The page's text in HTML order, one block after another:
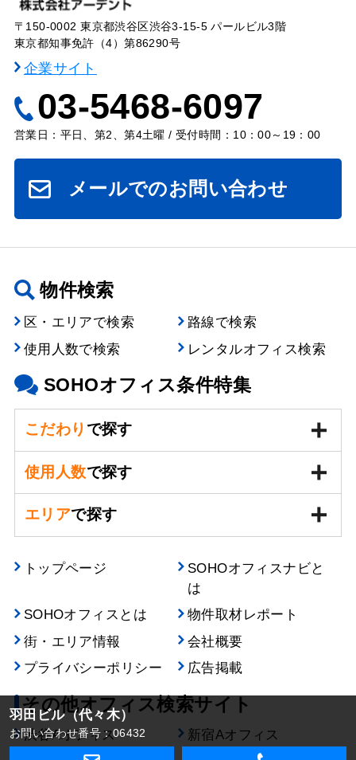
羽田ビル（代々木）
お問い合わせ番号：06432
〒150-0002 東京都渋谷区渋谷3-15-5 パールビル3階
東京都知事免許（4）第86290号
企業サイト
03-5468-6097
営業日：平日、第2、第4土曜 / 受付時間：10：00～19：00
メールでのお問い合わせ
物件検索
区・エリアで検索
路線で検索
使用人数で検索
レンタルオフィス検索
SOHOオフィス条件特集
こだわり で探す
使用人数で探す
エリアで探す
トップページ
SOHOオフィスナビと
は
SOHOオフィスとは
物件取材レポート
街・エリア情報
会社概要
プライバシーポリシー
広告掲載
その他オフィス検索サイト
渋谷Aオフィス 新宿Aオフィス